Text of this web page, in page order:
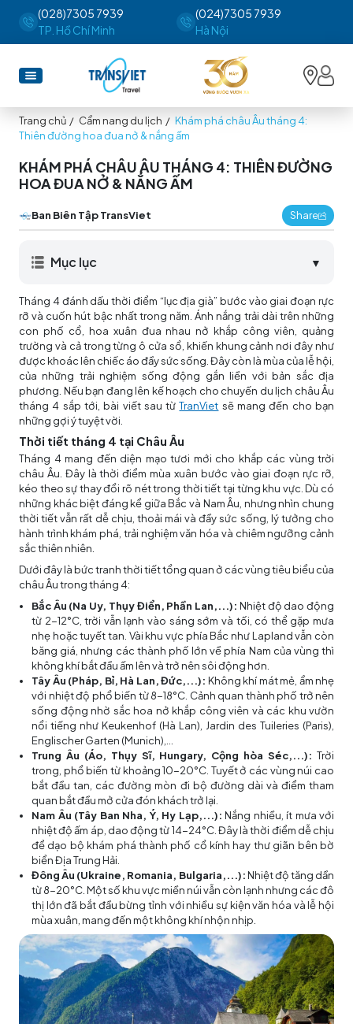
(028)7305 7939
TP. Hồ Chí Minh
(024)7305 7939
Hà Nội
Trang chủ / Cẩm nang du lịch / Khám phá châu Âu tháng 4:
Thiên đường hoa đua nở & nắng ấm
KHÁM PHÁ CHÂU ÂU THÁNG 4: THIÊN ĐƯỜNG
HOA ĐUA NỞ & NẮNG ẤM
Ban Biên Tập TransViet Share
Mục lục ▼
Tháng 4 đánh dấu thời điểm “lục địa già” bước vào giai đoạn rực
rỡ và cuốn hút bậc nhất trong năm. Ánh nắng trải dài trên những
con phố cổ, hoa xuân đua nhau nở khắp công viên, quảng
trường và cả trong từng ô cửa sổ, khiến khung cảnh nơi đây như
được khoác lên chiếc áo đầy sức sống. Đây còn là mùa của lễ hội,
của những trải nghiệm sống động gắn liền với bản sắc địa
phương. Nếu bạn đang lên kế hoạch cho chuyến du lịch châu Âu
tháng 4 sắp tới, bài viết sau từTranViet sẽ mang đến cho bạn
những gợi ý tuyệt vời.
Thời tiết tháng 4 tại Châu Âu
Tháng 4 mang đến diện mạo tươi mới cho khắp các vùng trời
châu Âu. Đây là thời điểm mùa xuân bước vào giai đoạn rực rỡ,
kéo theo sự thay đổi rõ nét trong thời tiết tại từng khu vực. Dù có
những khác biệt đáng kể giữa Bắc và Nam Âu, nhưng nhìn chung
thời tiết vẫn rất dễ chịu, thoải mái và đầy sức sống, lý tưởng cho
hành trình khám phá, trải nghiệm văn hóa và chiêm ngưỡng cảnh
sắc thiên nhiên.
Dưới đây là bức tranh thời tiết tổng quan ở các vùng tiêu biểu của
châu Âu trong tháng 4:
Bắc Âu (Na Uy, Thụy Điển, Phần Lan,...): Nhiệt độ dao động
từ 2-12°C, trời vẫn lạnh vào sáng sớm và tối, có thể gặp mưa
nhẹ hoặc tuyết tan. Vài khu vực phía Bắc như Lapland vẫn còn
băng giá, nhưng các thành phố lớn về phía Nam của vùng thì
không khí bắt đầu ấm lên và trở nên sôi động hơn.
Tây Âu (Pháp, Bỉ, Hà Lan, Đức,...): Không khí mát mẻ, ẩm nhẹ
với nhiệt độ phổ biến từ 8-18°C. Cảnh quan thành phố trở nên
sống động nhờ sắc hoa nở khắp công viên và các khu vườn
nổi tiếng như Keukenhof (Hà Lan), Jardin des Tuileries (Paris),
Englischer Garten (Munich),...
Trung Âu (Áo, Thụy Sĩ, Hungary, Cộng hòa Séc,...): Trời
trong, phổ biến từ khoảng 10-20°C. Tuyết ở các vùng núi cao
bắt đầu tan, các đường mòn đi bộ đường dài và điểm tham
quan bắt đầu mở cửa đón khách trở lại.
Nam Âu (Tây Ban Nha, Ý, Hy Lạp,...): Nắng nhiều, ít mưa với
nhiệt độ ấm áp, dao động từ 14-24°C. Đây là thời điểm dễ chịu
để dạo bộ khám phá thành phố cổ kính hay thư giãn bên bờ
biển Địa Trung Hải.
Đông Âu (Ukraine, Romania, Bulgaria,...):Nhiệt độ tăng dần
từ 8-20°C. Một số khu vực miền núi vẫn còn lạnh nhưng các đô
thị lớn đã bắt đầu bừng tỉnh với nhiều sự kiện văn hóa và lễ hội
mùa xuân, mang đến một không khí nhộn nhịp.